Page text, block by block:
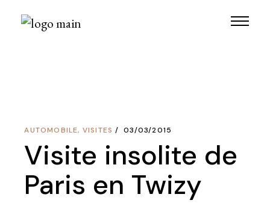
AUTOMOBILE, VISITES 03/03/2015
Visite insolite de
Paris en Twizy